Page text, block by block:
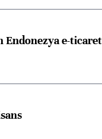
Endonezya e-ticaret